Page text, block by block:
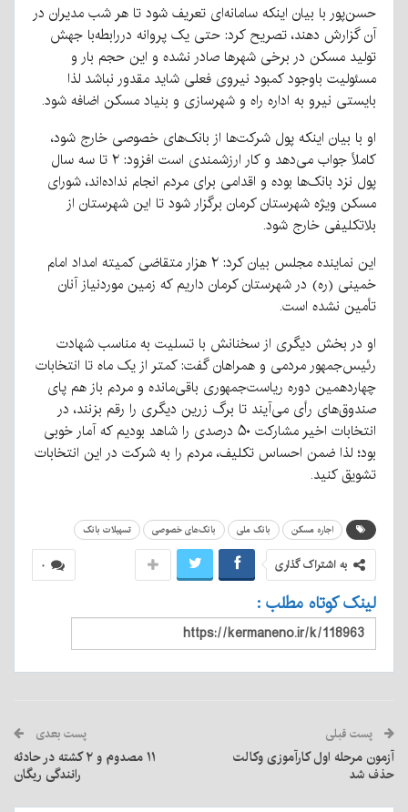
حسن‌پور با بیان اینکه سامانه‌ای تعریف شود تا هر شب مدیران در
آن گزارش دهند، تصریح کرد: حتی یک پروانه دررابطه‌با جهش
تولید مسکن در برخی شهرها صادر نشده و این حجم بار و
مسئولیت باوجود کمبود نیروی فعلی شاید مقدور نباشد لذا
بایستی نیرو به اداره راه و شهرسازی و بنیاد مسکن اضافه شود.
او با بیان اینکه پول شرکت‌ها از بانک‌های خصوصی خارج شود،
کاملاً جواب می‌دهد و کار ارزشمندی است افزود: ۲ تا سه سال
پول نزد بانک‌ها بوده و اقدامی برای مردم انجام نداده‌اند، شورای
مسکن ویژه شهرستان کرمان برگزار شود تا این شهرستان از
بلاتکلیفی خارج شود.
این نماینده مجلس بیان کرد: ۲ هزار متقاضی کمیته امداد امام
خمینی (ره) در شهرستان کرمان داریم که زمین موردنیاز آنان
تأمین نشده است.
او در بخش دیگری از سخنانش با تسلیت به مناسب شهادت
رئیس‌جمهور مردمی و همراهان گفت: کمتر از یک ماه تا انتخابات
چهاردهمین دوره ریاست‌جمهوری باقی‌مانده و مردم باز هم پای
صندوق‌های رأی می‌آیند تا برگ زرین دیگری را رقم بزنند، در
انتخابات اخیر مشارکت ۵۰ درصدی را شاهد بودیم که آمار خوبی
بود؛ لذا ضمن احساس تکلیف، مردم را به شرکت در این انتخابات
تشویق کنید.
اجاره مسکن بانک ملی بانک‌های خصوصی تسهیلات بانک
۰ به اشتراک گذاری
لینک کوتاه مطلب :
پست قبلی
آزمون مرحله اول کارآموزی وکالت
حذف شد
پست بعدی
۱۱ مصدوم و ۲ کشته در حادثه
رانندگی ریگان